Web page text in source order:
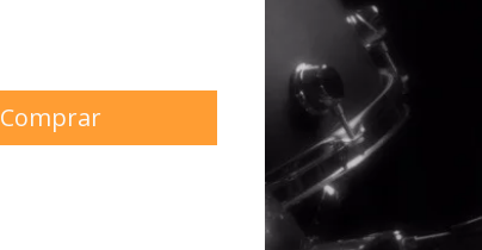
Comprar